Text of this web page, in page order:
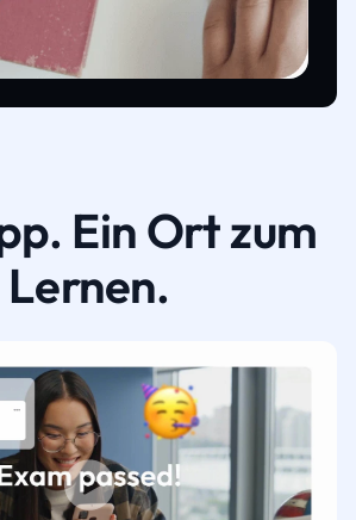
Ein Ort zum
Lernen.